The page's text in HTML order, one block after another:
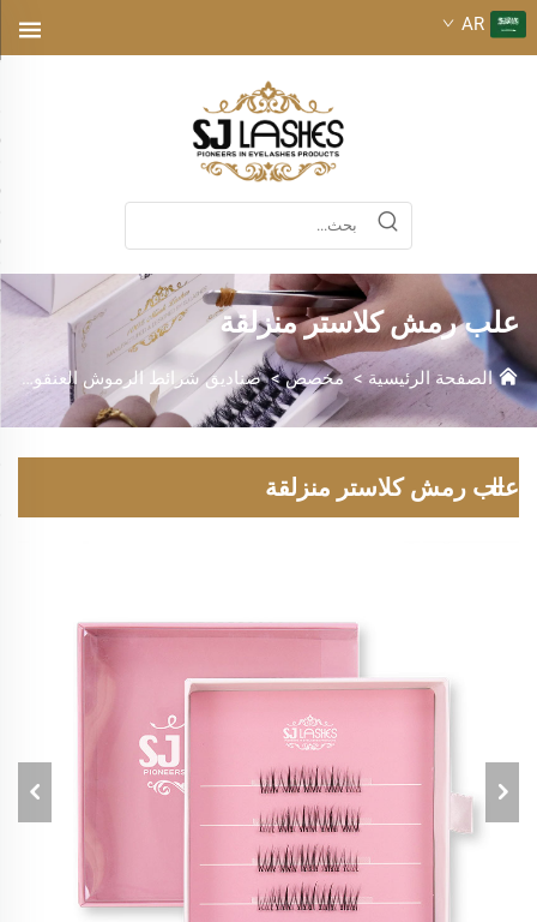
AR
علب رمش كلاستر منزلقة
الصفحة الرئيسية> مخصص>صناديق شرائط الرموش العنقودية المنزلقة
علب رمش كلاستر منزلقة